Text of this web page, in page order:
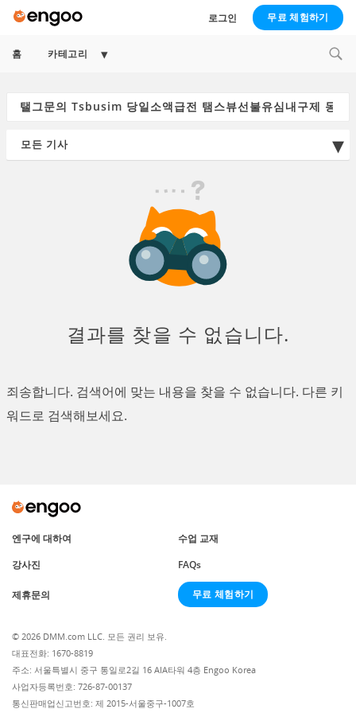
로그인 무료 체험하기
홈 카테고리
Search
결과를 찾을 수 없습니다.
죄송합니다. 검색어에 맞는 내용을 찾을 수 없습니다. 다른 키
워드로 검색해보세요.
엔구에 대하여
수업 교재
강사진
FAQs
제휴문의 무료 체험하기
© 2026 DMM.com LLC. 모든 권리 보유.
대표전화: 1670-8819
주소: 서울특별시 중구 통일로2길 16 AIA타워 4층 Engoo Korea
사업자등록번호: 726-87-00137
통신판매업신고번호: 제 2015-서울중구-1007호